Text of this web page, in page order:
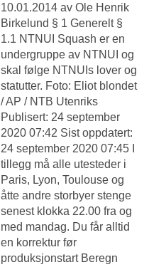
10.01.2014 av Ole Henrik
Birkelund § 1 Generelt §
1.1 NTNUI Squash er en
undergruppe av NTNUI og
skal følge NTNUIs lover og
statutter. Foto: Eliot blondet
/ AP / NTB Utenriks
Publisert: 24 september
2020 07:42 Sist oppdatert:
24 september 2020 07:45 I
tillegg må alle utesteder i
Paris, Lyon, Toulouse og
åtte andre storbyer stenge
senest klokka 22.00 fra og
med mandag. Du får alltid
en korrektur før
produksjonstart Beregn